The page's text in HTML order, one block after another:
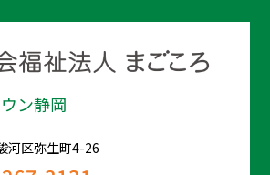
ン静岡
河区弥生町4-26